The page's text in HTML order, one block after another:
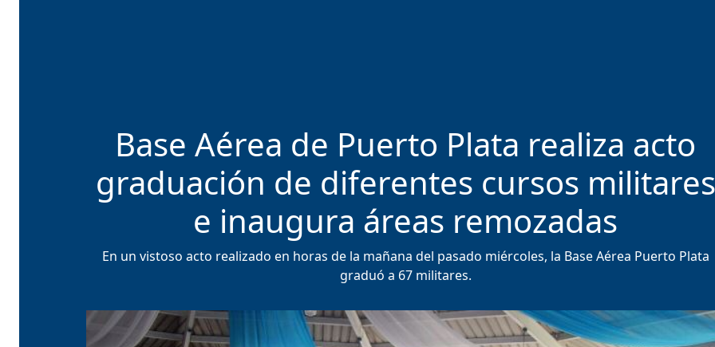
Base Aérea de Puerto Plata realiza acto
graduación de diferentes cursos militares
e inaugura áreas remozadas
En un vistoso acto realizado en horas de la mañana del pasado miércoles, la Base Aérea Puerto Plata
graduó a 67 militares.